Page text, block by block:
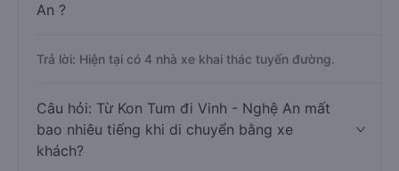
An ?
Trả lời: Hiện tại có 4 nhà xe khai thác tuyến đường.
Câu hỏi: Từ Kon Tum đi Vinh - Nghệ An mất
bao nhiêu tiếng khi di chuyển bằng xe
khách?